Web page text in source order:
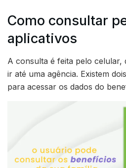
Como consultar
aplicativos
A consulta é feita pelo celular,
ir até uma agência. Existem
para acessar os dados do